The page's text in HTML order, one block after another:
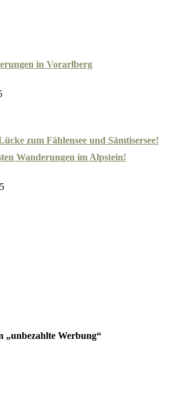
in Vorarlberg
zum Fählensee und Sämtisersee!
Wanderungen im Alpstein!
„unbezahlte Werbung“